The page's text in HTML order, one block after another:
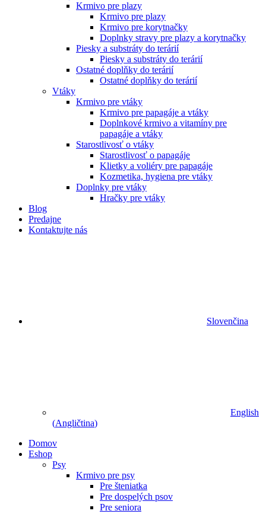
Krmivo pre plazy
Krmivo pre plazy
Krmivo pre korytnačky
Doplnky stravy pre plazy a korytnačky
Piesky a substráty do terárií
Piesky a substráty do terárií
Ostatné doplňky do terárií
Ostatné doplňky do terárií
Vtáky
Krmivo pre vtáky
Krmivo pre papagáje a vtáky
Doplnkové krmivo a vitamíny pre
papagáje a vtáky
Starostlivosť o vtáky
Starostlivosť o papagáje
Klietky a voliéry pre papagáje
Kozmetika, hygiena pre vtáky
Doplnky pre vtáky
Hračky pre vtáky
Blog
Predajne
Kontaktujte nás
Slovenčina
English
(Angličtina)
Domov
Eshop
Psy
Krmivo pre psy
Pre šteniatka
Pre dospelých psov
Pre seniora